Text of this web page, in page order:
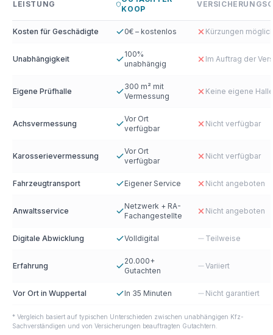
LEISTUNG
KOOP
Kosten für Geschädigte 0€ – kostenlos Kürzungen
Unabhängigkeit
100%
unabhängig
Im Auftrag der
Eigene Prüfhalle
300 m² mit
Vermessung
Keine eigene Halle
Achsvermessung
Vor Ort
verfügbar
Nicht verfügbar
Karosserievermessung
Vor Ort
verfügbar
Nicht verfügbar
Fahrzeugtransport Eigener Service Nicht angeboten
Anwaltsservice
Netzwerk + RA-
Fachangestellte
Nicht angeboten
Digitale Abwicklung Volldigital Teilweise
Erfahrung
20.000+
Gutachten
Variiert
Vor Ort in Wuppertal In 35 Minuten Nicht garantiert
* Vergleich basiert auf typischen Unterschieden zwischen unabhängigen Kfz-
Sachverständigen und von Versicherungen beauftragten Gutachtern.